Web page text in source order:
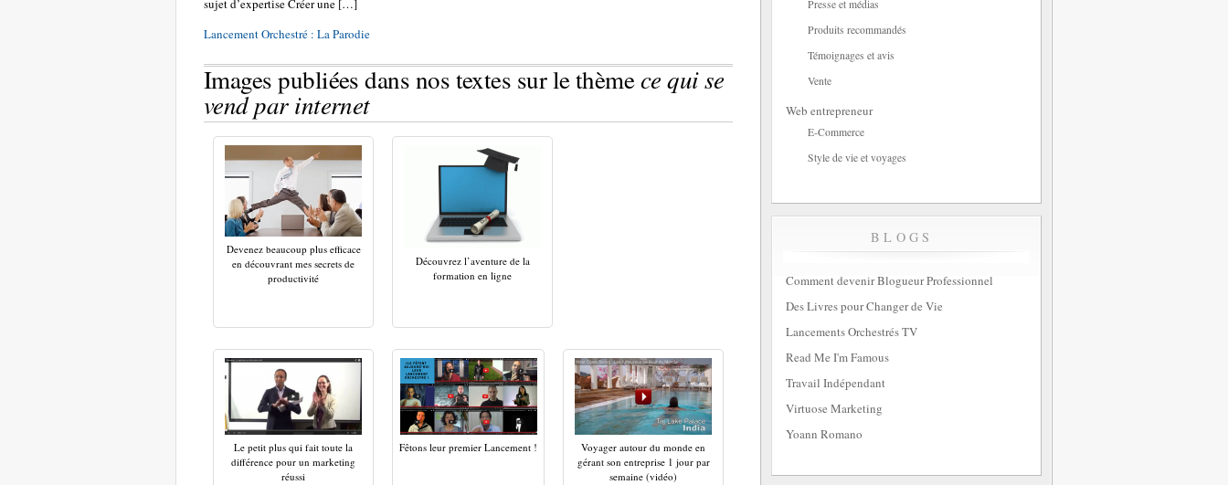
sujet d’expertise Créer une […]
Lancement Orchestré : La Parodie
Images publiées dans nos textes sur le thèmece qui se
vend par internet
Devenez beaucoup plus efficace
en découvrant mes secrets de
productivité
Découvrez l’aventure de la
formation en ligne
Le petit plus qui fait toute la
différence pour un marketing
réussi
Fêtons leur premier Lancement !
Voyager autour du monde en
gérant son entreprise 1 jour par
semaine (vidéo)
Presse et médias
Produits recommandés
Témoignages et avis
Vente
Web entrepreneur
E-Commerce
Style de vie et voyages
BLOGS
Comment devenir Blogueur Professionnel
Des Livres pour Changer de Vie
Lancements Orchestrés TV
Read Me I'm Famous
Travail Indépendant
Virtuose Marketing
Yoann Romano